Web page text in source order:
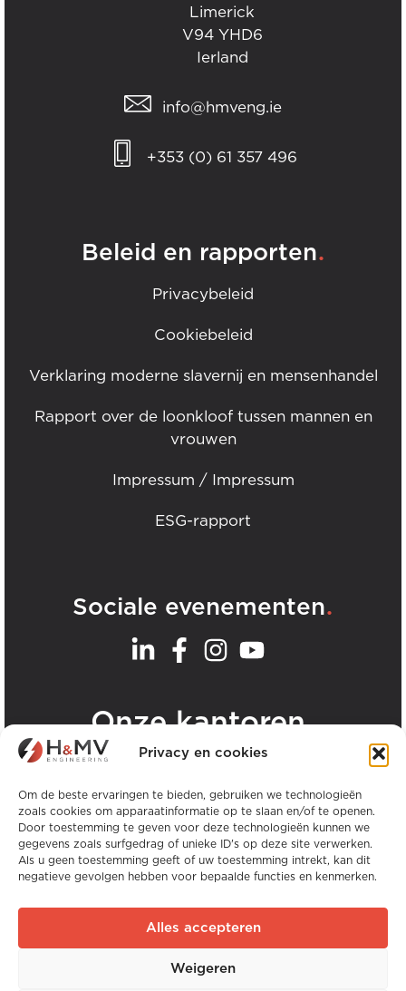
Privacy en cookies
Om de beste ervaringen te bieden, gebruiken we technologieën
zoals cookies om apparaatinformatie op te slaan en/of te openen.
Door toestemming te geven voor deze technologieën kunnen we
gegevens zoals surfgedrag of unieke ID's op deze site verwerken.
Als u geen toestemming geeft of uw toestemming intrekt, kan dit
negatieve gevolgen hebben voor bepaalde functies en kenmerken.
Alles accepteren
Weigeren
Limerick
V94 YHD6
Ierland
info@hmveng.ie
+353 (0) 61 357 496
Beleid en rapporten.
Privacybeleid
Cookiebeleid
Verklaring moderne slavernij en mensenhandel
Rapport over de loonkloof tussen mannen en
vrouwen
Impressum / Impressum
ESG-rapport
Sociale evenementen.
Onze kantoren.
Bekijk alle H&MV kantoren
Copyright © H&MV Engineering. Alle rechten
voorbehouden.
Website door Avalanche